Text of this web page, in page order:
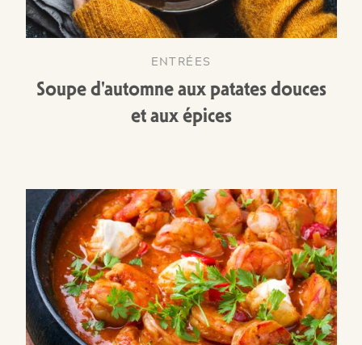
ENTRÉES
Soupe d'automne aux patates douces
et aux épices